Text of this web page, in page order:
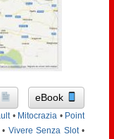
eBook
• Mitocrazia • Point
• Vivere Senza Slot•